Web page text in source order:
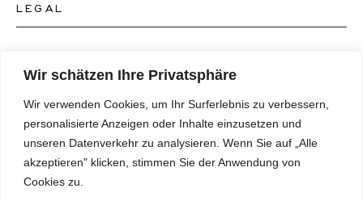
Wir schätzen Ihre Privatsphäre
Wir verwenden Cookies, um Ihr Surferlebnis zu verbessern,
personalisierte Anzeigen oder Inhalte einzusetzen und
unseren Datenverkehr zu analysieren. Wenn Sie auf „Alle
akzeptieren" klicken, stimmen Sie der Anwendung von
Cookies zu.
Über uns
Magazin
Presse
LEGAL
Datenschutzrichtlinie
Impressum
Barrierefreiheitserklärung
Instagram
Facebook
SPRACHE
Deutsch
NEWSLETTER